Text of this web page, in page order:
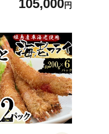
105,000円